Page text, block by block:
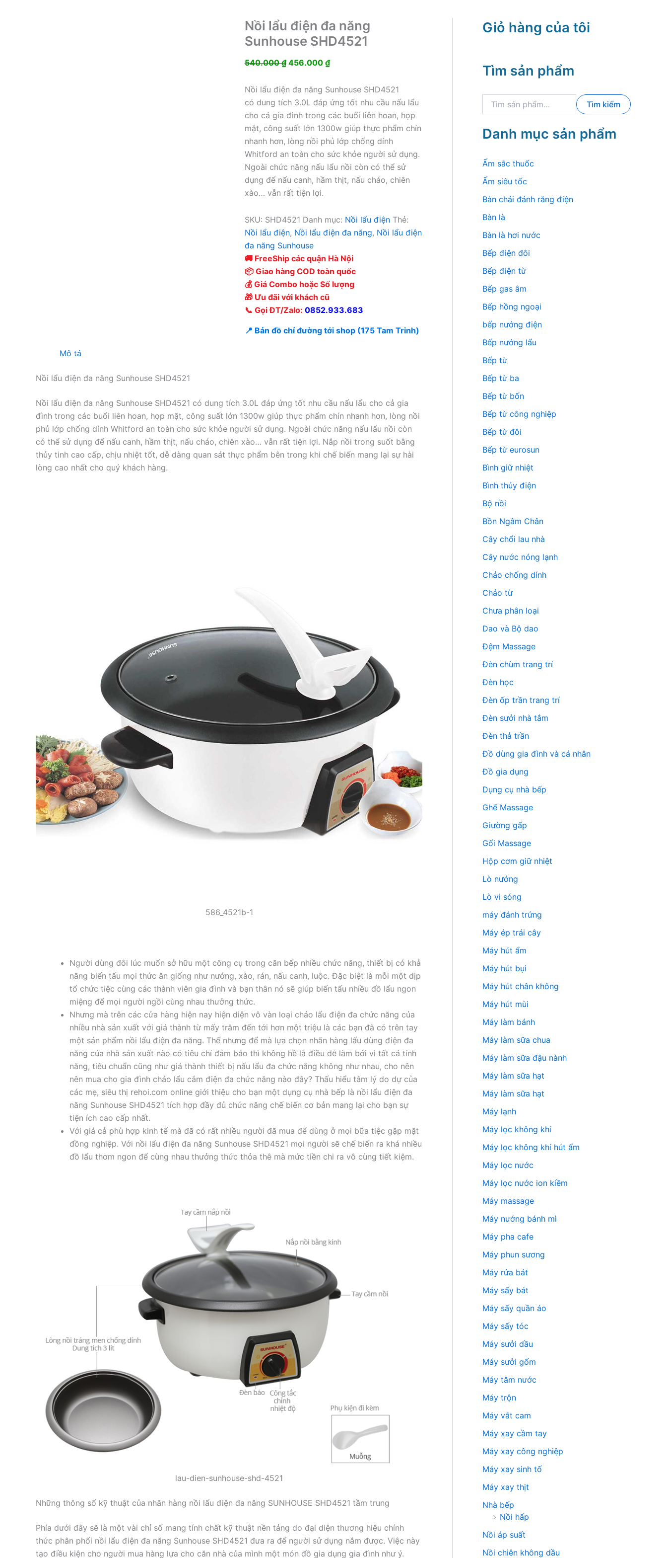
Nồi lẩu điện đa năng
Sunhouse SHD4521
540.000₫ Giá
là:
540.000 ₫.
456.000 ₫Giá
tại
là:
456.000 ₫.
Nồi lẩu điện đa năng Sunhouse SHD4521
có dung tích 3.0L đáp ứng tốt nhu cầu nấu lẩu
cho cả gia đình trong các buổi liên hoan, họp
mặt, công suất lớn 1300w giúp thực phẩm chín
nhanh hơn, lòng nồi phủ lớp chống dính
Whitford an toàn cho sức khỏe người sử dụng.
Ngoài chức năng nấu lẩu nồi còn có thể sử
dụng để nấu canh, hầm thịt, nấu cháo, chiên
xào… vẫn rất tiện lợi.
SKU: SHD4521 Danh mục: Nồi lẩu điện Thẻ:
Nồi lẩu điện, Nồi lẩu điện đa năng, Nồi lẩu điện
đa năng Sunhouse
🚚 FreeShip các quận Hà Nội
📦 Giao hàng COD toàn quốc
💰 Giá Combo hoặc Số lượng
🎁 Ưu đãi với khách cũ
📞 Gọi ĐT/Zalo: 0852.933.683
📍 Bản đồ chỉ đường tới shop (175 Tam Trinh)
Mô tả
Nồi lẩu điện đa năng Sunhouse SHD4521
Nồi lẩu điện đa năng Sunhouse SHD4521 có dung tích 3.0L đáp ứng tốt nhu cầu nấu lẩu cho cả gia
đình trong các buổi liên hoan, họp mặt, công suất lớn 1300w giúp thực phẩm chín nhanh hơn, lòng nồi
phủ lớp chống dính Whitford an toàn cho sức khỏe người sử dụng. Ngoài chức năng nấu lẩu nồi còn
có thể sử dụng để nấu canh, hầm thịt, nấu cháo, chiên xào… vẫn rất tiện lợi. Nắp nồi trong suốt bằng
thủy tinh cao cấp, chịu nhiệt tốt, dễ dàng quan sát thực phẩm bên trong khi chế biến mang lại sự hài
lòng cao nhất cho quý khách hàng.
586_4521b-1
Người dùng đôi lúc muốn sở hữu một công cụ trong căn bếp nhiều chức năng, thiết bị có khả
năng biến tấu mọi thức ăn giống như nướng, xào, rán, nấu canh, luộc. Đặc biệt là mỗi một dịp
tổ chức tiệc cùng các thành viên gia đình và bạn thân nó sẽ giúp biến tấu nhiều đồ lẩu ngon
miệng để mọi người ngồi cùng nhau thưởng thức.
Nhưng mà trên các cửa hàng hiện nay hiện diện vô vàn loại chảo lẩu điện đa chức năng của
nhiều nhà sản xuất với giá thành từ mấy trăm đến tới hơn một triệu là các bạn đã có trên tay
một sản phẩm nồi lẩu điện đa năng. Thế nhưng để mà lựa chọn nhãn hàng lẩu dùng điện đa
năng của nhà sản xuất nào có tiêu chí đảm bảo thì không hề là điều dễ làm bởi vì tất cả tính
năng, tiêu chuẩn cũng như giá thành thiết bị nấu lẩu đa chức năng không như nhau, cho nên
nên mua cho gia đình chảo lẩu cắm điện đa chức năng nào đây? Thấu hiểu tâm lý do dự của
các mẹ, siêu thị rehoi.com online giới thiệu cho bạn một dụng cụ nhà bếp là nồi lẩu điện đa
năng Sunhouse SHD4521 tích hợp đầy đủ chức năng chế biến cơ bản mang lại cho bạn sự
tiện ích cao cấp nhất.
Với giá cả phù hợp kinh tế mà đã có rất nhiều người đã mua để dùng ở mọi bữa tiệc gặp mặt
đồng nghiệp. Với nồi lẩu điện đa năng Sunhouse SHD4521 mọi người sẽ chế biến ra khá nhiều
đồ lẩu thơm ngon để cùng nhau thưởng thức thỏa thê mà mức tiền chi ra vô cùng tiết kiệm.
lau-dien-sunhouse-shd-4521
Những thông số kỹ thuật của nhãn hàng nồi lẩu điện đa năng SUNHOUSE SHD4521 tầm trung
Phía dưới đây sẽ là một vài chỉ số mang tính chất kỹ thuật nền tảng do đại diện thương hiệu chính
thức phân phối nồi lẩu điện đa năng Sunhouse SHD4521 đưa ra để người sử dụng nắm được. Việc này
tạo điều kiện cho người mua hàng lựa cho căn nhà của mình một món đồ gia dụng gia đình như ý.
Giỏ hàng của tôi
Tìm sản phẩm
k
m
:
Tìm kiếm
Danh mục sản phẩm
Ấm sắc thuốc
Ấm siêu tốc
Bàn chải đánh răng điện
Bàn là
Bàn là hơi nước
Bếp điện đôi
Bếp điện từ
Bếp gas âm
Bếp hồng ngoại
bếp nướng điện
Bếp nướng lẩu
Bếp từ
Bếp từ ba
Bếp từ bốn
Bếp từ công nghiệp
Bếp từ đôi
Bếp từ eurosun
Bình giữ nhiệt
Bình thủy điện
Bộ nồi
Bồn Ngâm Chân
Cây chổi lau nhà
Cây nước nóng lạnh
Chảo chống dính
Chảo từ
Chưa phân loại
Dao và Bộ dao
Đệm Massage
Đèn chùm trang trí
Đèn học
Đèn ốp trần trang trí
Đèn sưởi nhà tắm
Đèn thả trần
Đồ dùng gia đình và cá nhân
Đồ gia dụng
Dụng cụ nhà bếp
Ghế Massage
Giường gấp
Gối Massage
Hộp cơm giữ nhiệt
Lò nướng
Lò vi sóng
máy đánh trứng
Máy ép trái cây
Máy hút ẩm
Máy hút bụi
Máy hút chân không
Máy hút mùi
Máy làm bánh
Máy làm sữa chua
Máy làm sữa đậu nành
Máy làm sữa hạt
Máy làm sữa hạt
Máy lạnh
Máy lọc không khí
Máy lọc không khí hút ẩm
Máy lọc nước
Máy lọc nước ion kiềm
Máy massage
Máy nướng bánh mì
Máy pha cafe
Máy phun sương
Máy rửa bát
Máy sấy bát
Máy sấy quần áo
Máy sấy tóc
Máy sưởi dầu
Máy sưởi gốm
Máy tăm nước
Máy trộn
Máy vắt cam
Máy xay cầm tay
Máy xay công nghiệp
Máy xay sinh tố
Máy xay thịt
Nhà bếp
Nồi hấp
Nồi áp suất
Nồi chiên không dầu